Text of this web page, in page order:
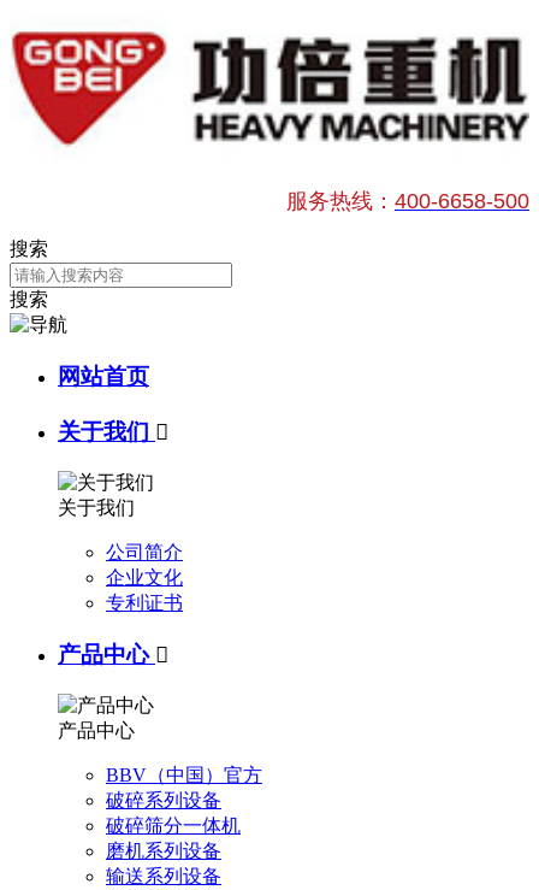
服务热线： 400-6658-500
搜索
搜索
网站首页
关于我们 
关于我们
公司简介
企业文化
专利证书
产品中心 
产品中心
BBV（中国）官方
破碎系列设备
破碎筛分一体机
磨机系列设备
输送系列设备